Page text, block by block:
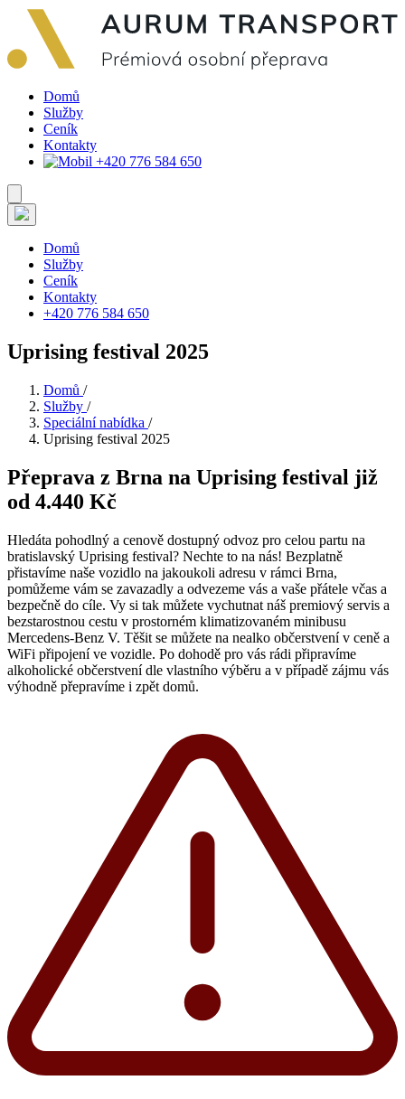
Domů
Služby
Ceník
Kontakty
+420 776 584 650
Domů
Služby
Ceník
Kontakty
+420 776 584 650
Uprising festival 2025
Domů /
Služby /
Speciální nabídka /
Uprising festival 2025
Přeprava z Brna na Uprising festival již
od 4.440 Kč
Hledáta pohodlný a cenově dostupný odvoz pro celou partu na
bratislavský Uprising festival? Nechte to na nás! Bezplatně
přistavíme naše vozidlo na jakoukoli adresu v rámci Brna,
pomůžeme vám se zavazadly a odvezeme vás a vaše přátele včas a
bezpečně do cíle. Vy si tak můžete vychutnat náš premiový servis a
bezstarostnou cestu v prostorném klimatizovaném minibusu
Mercedens-Benz V. Těšit se můžete na nealko občerstvení v ceně a
WiFi připojení ve vozidle. Po dohodě pro vás rádi připravíme
alkoholické občerstvení dle vlastního výběru a v případě zájmu vás
výhodně přepravíme i zpět domů.